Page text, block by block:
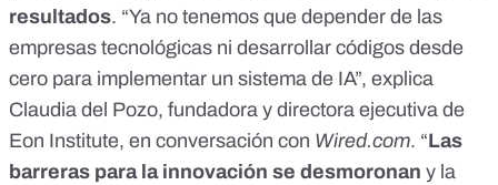
resultados. “Ya no tenemos que depender de las
empresas tecnológicas ni desarrollar códigos desde
cero para implementar un sistema de IA”, explica
Claudia del Pozo, fundadora y directora ejecutiva de
Eon Institute, en conversación con Wired.com. “Las
barreras para la innovación se desmoronan y la